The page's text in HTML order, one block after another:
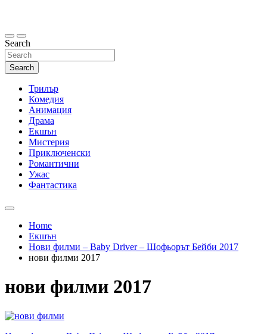
Search
Search
Трилър
Комедия
Анимация
Драма
Екшън
Мистерия
Приключенски
Романтични
Ужас
Фантастика
Home
Екшън
Нови филми – Baby Driver – Шофьорът Бейби 2017
нови филми 2017
нови филми 2017